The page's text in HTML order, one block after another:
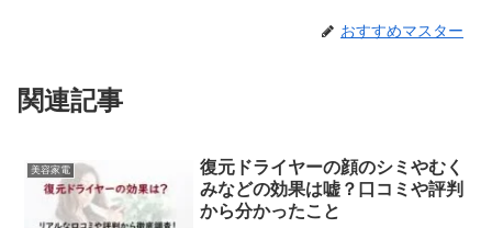
おすすめマスター
関連記事
美容家電
復元ドライヤーの顔のシミやむく
みなどの効果は嘘？口コミや評判
から分かったこと